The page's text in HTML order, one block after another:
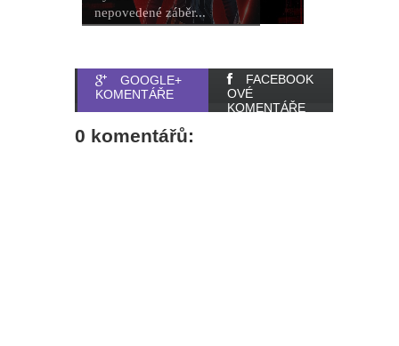
nepovedené záběr...
GOOGLE+
KOMENTÁŘE
FACEBOOK
OVÉ
KOMENTÁŘE
0 komentářů: